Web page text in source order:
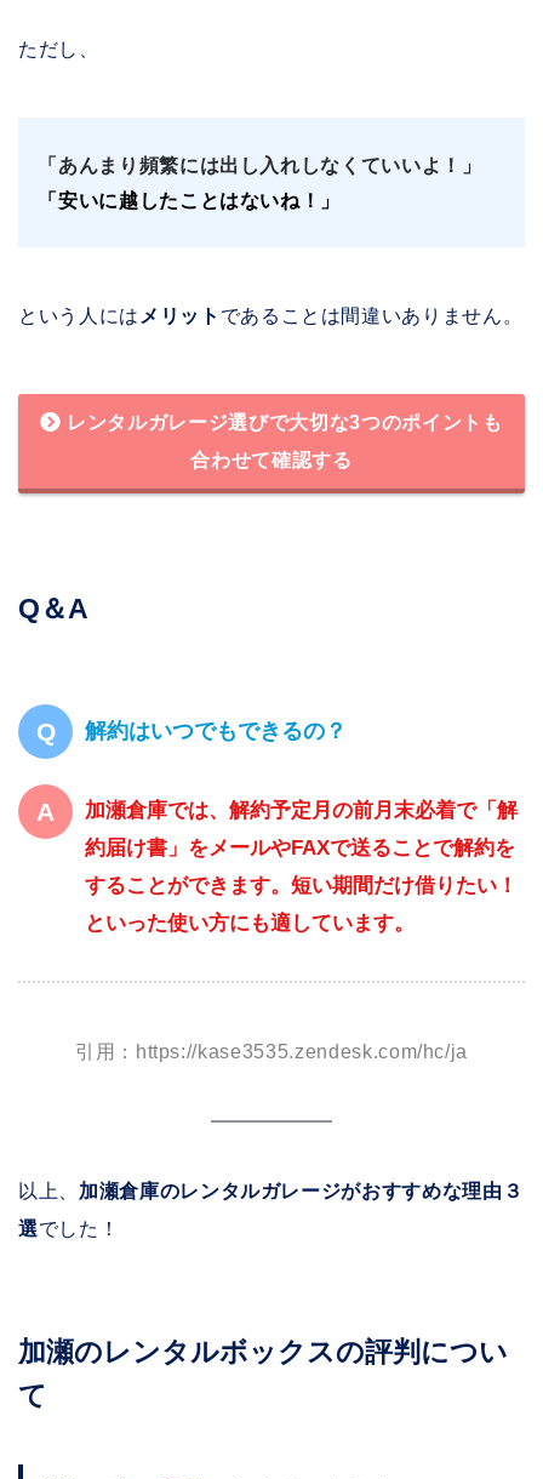
ただし、
「あんまり頻繁には出し入れしなくていいよ！」
「安いに越したことはないね！」
という人には メリット であることは間違いありません。
レンタルガレージ選びで大切な3つのポイントも
合わせて確認する
Q＆A
解約はいつでもできるの？
加瀬倉庫では、解約予定月の前月末必着で「解
約届け書」をメールやFAXで送ることで解約を
することができます。短い期間だけ借りたい！
といった使い方にも適しています。
引用：https://kase3535.zendesk.com/hc/ja
以上、 加瀬倉庫のレンタルガレージがおすすめな理由３
選でした！
加瀬のレンタルボックスの評判につい
て